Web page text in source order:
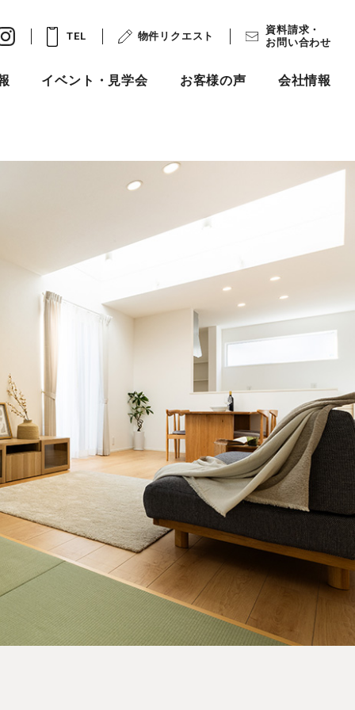
TEL 物件リクエスト
資料請求・
お問い合わせ
イベント・見学会 お客様の声 会社情報